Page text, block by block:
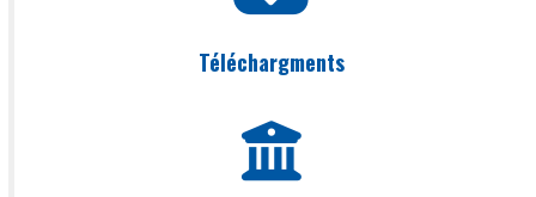
Téléchargments